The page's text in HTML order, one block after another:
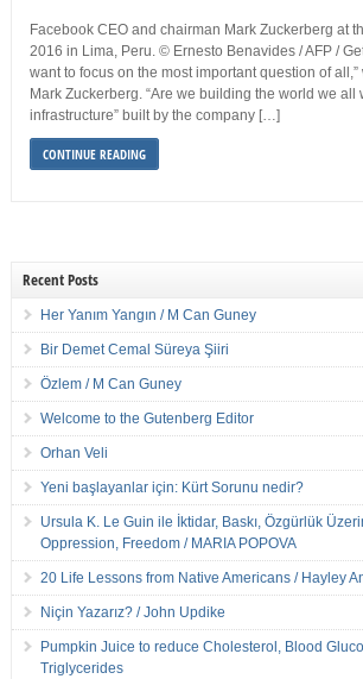
Facebook CEO and chairman Mark Zuckerberg at
2016 in Lima, Peru. © Ernesto Benavides / AFP /
want to focus on the most important question of
Mark Zuckerberg. “Are we building the world we all
infrastructure” built by the company […]
CONTINUE READING
Recent Posts
Her Yanım Yangın / M Can Guney
Bir Demet Cemal Süreya Şiiri
Özlem / M Can Guney
Welcome to the Gutenberg Editor
Orhan Veli
Yeni başlayanlar için: Kürt Sorunu nedir?
Ursula K. Le Guin ile İktidar, Baskı, Özgürlük
Oppression, Freedom / MARIA POPOVA
20 Life Lessons from Native Americans / Hayley
Niçin Yazarız? / John Updike
Pumpkin Juice to reduce Cholesterol, Blood
Triglycerides